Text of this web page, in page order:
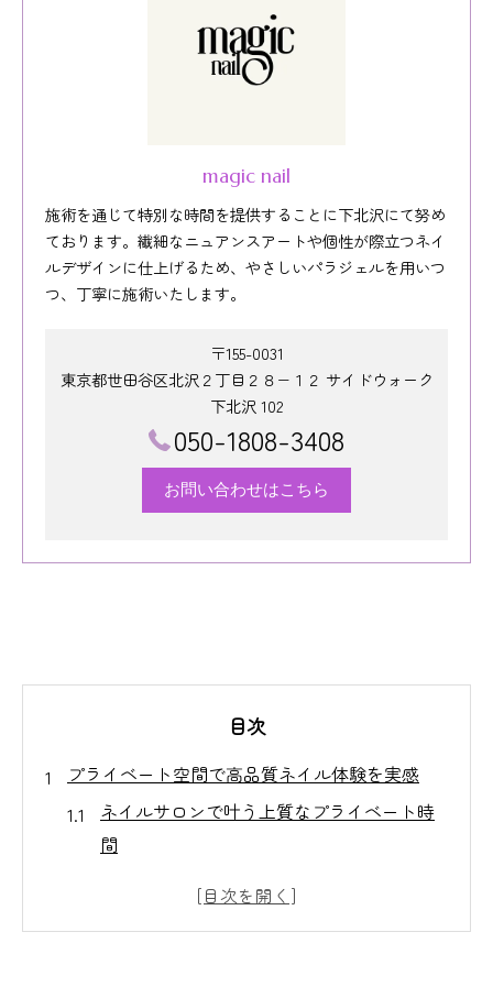
magic nail
施術を通じて特別な時間を提供することに下北沢にて努め
ております。繊細なニュアンスアートや個性が際立つネイ
ルデザインに仕上げるため、やさしいパラジェルを用いつ
つ、丁寧に施術いたします。
〒155-0031
東京都世田谷区北沢２丁目２８−１２ サイドウォーク
下北沢 102
050-1808-3408
お問い合わせはこちら
目次
プライベート空間で高品質ネイル体験を実感
ネイルサロンで叶う上質なプライベート時
間
プライベートサロンの魅力を体感できるポ